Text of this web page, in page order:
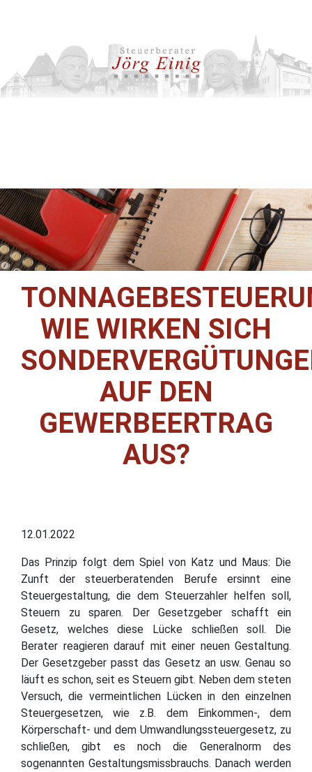
WIE WIRKEN SICH
AUF DEN
GEWERBEERTRAG
AUS?
12.01.2022
Das Prinzip folgt dem Spiel von Katz und Maus: Die
Zunft der steuerberatenden Berufe ersinnt eine
Steuergestaltung, die dem Steuerzahler helfen soll,
Steuern zu sparen. Der Gesetzgeber schafft ein
Gesetz, welches diese Lücke schließen soll. Die
Berater reagieren darauf mit einer neuen Gestaltung.
Der Gesetzgeber passt das Gesetz an usw. Genau so
läuft es schon, seit es Steuern gibt. Neben dem steten
Versuch, die vermeintlichen Lücken in den einzelnen
Steuergesetzen, wie z.B. dem Einkommen-, dem
Körperschaft- und dem Umwandlungssteuergesetz, zu
schließen, gibt es noch die Generalnorm des
sogenannten Gestaltungsmissbrauchs. Danach werden